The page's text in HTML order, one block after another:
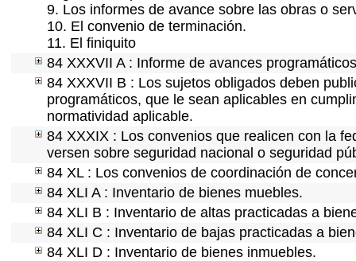
9. Los informes de avance sobre las obras o
10. El convenio de terminación.
11. El finiquito
84 XXXVII A : Informe de avances
84 XXXVII B : Los sujetos obligados deben
programáticos, que le sean aplicables en
normatividad aplicable.
84 XXXIX : Los convenios que realicen con la
versen sobre seguridad nacional o seguridad
84 XL : Los convenios de coordinación de
84 XLI A : Inventario de bienes muebles.
84 XLI B : Inventario de altas practicadas a
84 XLI C : Inventario de bajas practicadas a
84 XLI D : Inventario de bienes inmuebles.